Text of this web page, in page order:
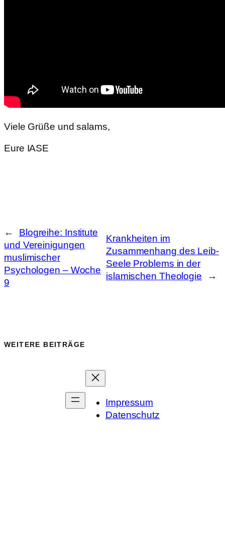
Viele Grüße und salams,
Eure IASE
←
Blogreihe: Institute
und Vereinigungen
muslimischer
Psychologen – Woche
9
Krankheiten im
Zusammenhang des Leib-
Seele Problems in der
islamischen Theologie
→
WEITERE BEITRÄGE
Impressum
Datenschutz